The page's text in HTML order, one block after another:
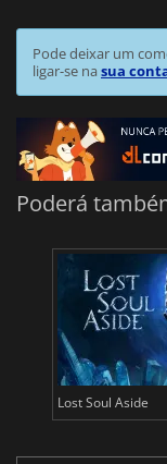
Pode deixar um
ligar-se nasua
Poderá
Lost Soul Aside